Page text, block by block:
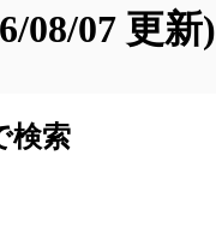
08/07 更新)
検索